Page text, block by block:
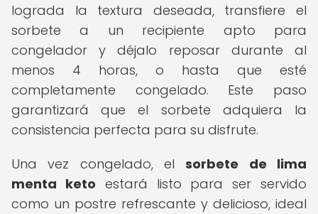
lograda la textura deseada, transfiere el
sorbete a un recipiente apto para
congelador y déjalo reposar durante al
menos 4 horas, o hasta que esté
completamente congelado. Este paso
garantizará que el sorbete adquiera la
consistencia perfecta para su disfrute.
Una vez congelado, elsorbete de lima
menta keto estará listo para ser servido
como un postre refrescante y delicioso, ideal